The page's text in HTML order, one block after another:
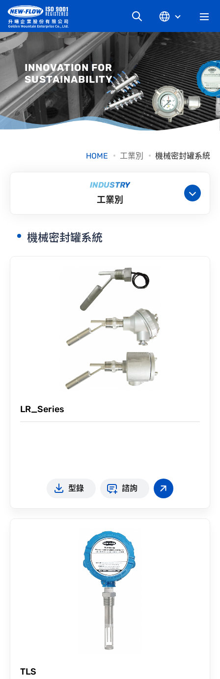
關於升暘
最新消息
知識文章
聯絡我們
INNOVATION FOR
SUSTAINABILITY
HOME 工業別 機械密封罐系統
INDUSTRY
工業別
機械密封罐系統
LR_Series
型錄 諮詢
TLS